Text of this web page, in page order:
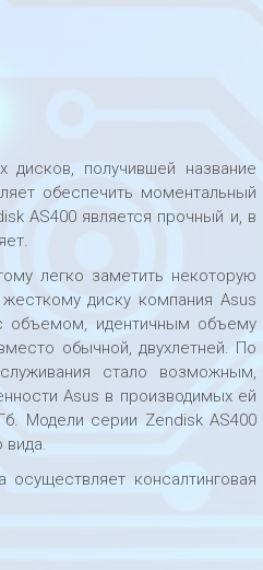
дисков, получившей название
обеспечить моментальный
AS400 является прочный и, в
легко заметить некоторую
диску компания Asus
объемом, идентичным объему
обычной, двухлетней. По
стало возможным,
Asus в производимых ей
Модели серии Zendisk AS400
вида.
консалтинговая